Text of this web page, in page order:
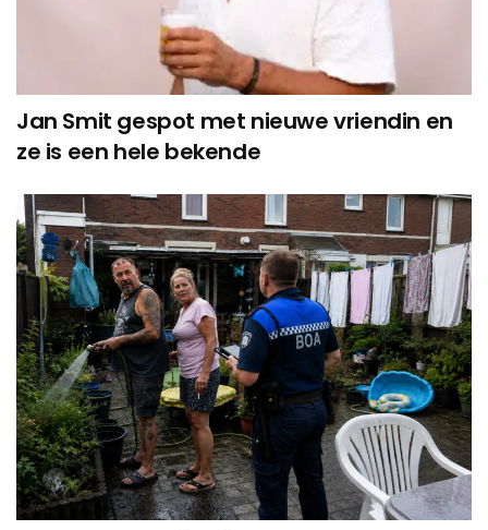
Jan Smit gespot met nieuwe vriendin en
ze is een hele bekende